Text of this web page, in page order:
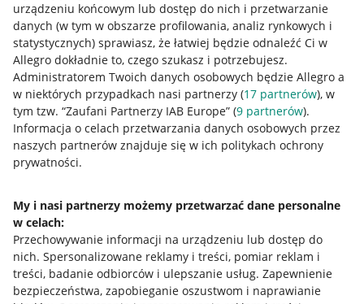
urządzeniu końcowym lub dostęp do nich i przetwarzanie
danych (w tym w obszarze profilowania, analiz rynkowych i
statystycznych) sprawiasz, że łatwiej będzie odnaleźć Ci w
Allegro dokładnie to, czego szukasz i potrzebujesz.
Administratorem Twoich danych osobowych będzie Allegro a
w niektórych przypadkach nasi partnerzy (17 partnerów), w
tym tzw. “Zaufani Partnerzy IAB Europe” (9 partnerów).
Informacja o celach przetwarzania danych osobowych przez
naszych partnerów znajduje się w ich politykach ochrony
prywatności.
My i nasi partnerzy możemy przetwarzać dane personalne
w celach:
Przechowywanie informacji na urządzeniu lub dostęp do
nich. Spersonalizowane reklamy i treści, pomiar reklam i
treści, badanie odbiorców i ulepszanie usług. Zapewnienie
bezpieczeństwa, zapobieganie oszustwom i naprawianie
Przydatne informacje
Jak to działa
Allegro Gadane dla sprzedających
Allegro Gadane dla kupujących
Mapa miejscowości